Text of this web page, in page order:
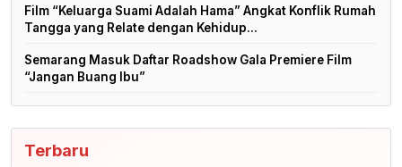
Film “Keluarga Suami Adalah Hama” Angkat Konflik Rumah
Tangga yang Relate dengan Kehidup...
Semarang Masuk Daftar Roadshow Gala Premiere Film
“Jangan Buang Ibu”
Terbaru